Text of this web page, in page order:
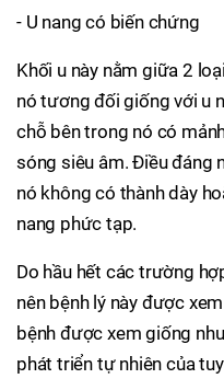
- U nang có biến chứng
Khối u này nằm giữa 2
nó tương đối giống với u
chỗ bên trong nó có
sóng siêu âm. Điều đáng
nó không có thành dày
nang phức tạp.
Do hầu hết các trường
nên bệnh lý này được
bệnh được xem giống
phát triển tự nhiên của